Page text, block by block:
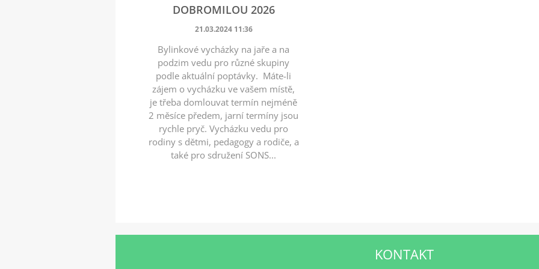
DOBROMILOU 2026
21.03.2024 11:36
Bylinkové vycházky na jaře a na
podzim vedu pro různé skupiny
podle aktuální poptávky. Máte-li
zájem o vycházku ve vašem místě,
je třeba domlouvat termín nejméně
2 měsíce předem, jarní termíny jsou
rychle pryč. Vycházku vedu pro
rodiny s dětmi, pedagogy a rodiče, a
také pro sdružení SONS...
KONTAKT